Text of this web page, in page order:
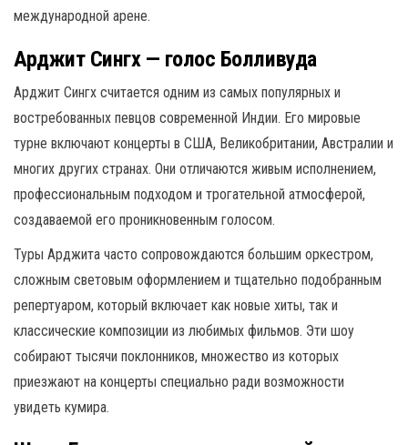
международной арене.
Арджит Сингх — голос Болливуда
Арджит Сингх считается одним из самых популярных и
востребованных певцов современной Индии. Его мировые
турне включают концерты в США, Великобритании, Австралии и
многих других странах. Они отличаются живым исполнением,
профессиональным подходом и трогательной атмосферой,
создаваемой его проникновенным голосом.
Туры Арджита часто сопровождаются большим оркестром,
сложным световым оформлением и тщательно подобранным
репертуаром, который включает как новые хиты, так и
классические композиции из любимых фильмов. Эти шоу
собирают тысячи поклонников, множество из которых
приезжают на концерты специально ради возможности
увидеть кумира.